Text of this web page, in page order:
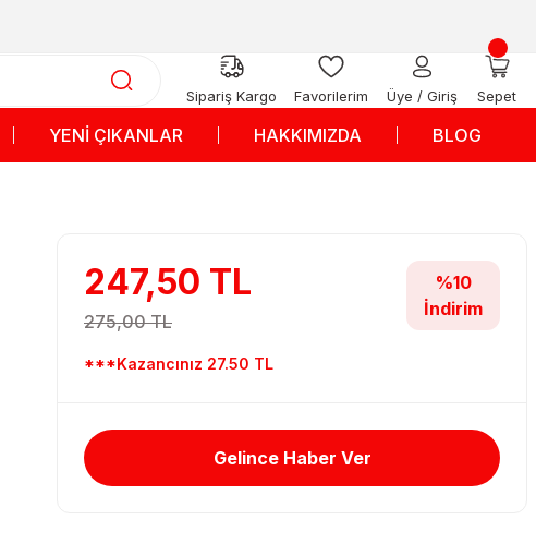
Sipariş Kargo Favorilerim Üye / Giriş Sepet
YENİ ÇIKANLAR HAKKIMIZDA BLOG
247,50 TL
275,00 TL
***Kazancınız 27.50 TL
%10
İndirim
Gelince Haber Ver